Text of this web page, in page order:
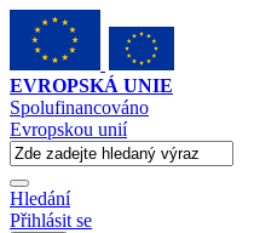
EVROPSKÁ UNIE
Spolufinancováno
Evropskou unií
Hledání
Přihlásit se